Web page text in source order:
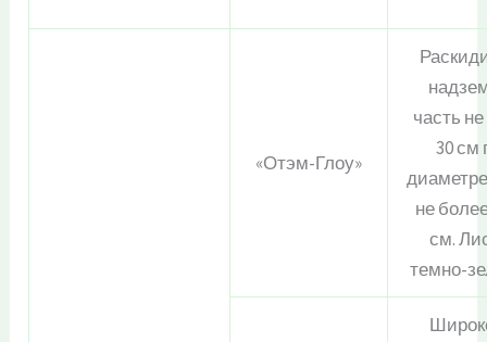
«Отэм-Глоу»
часть
30 см
не
см.
темно-